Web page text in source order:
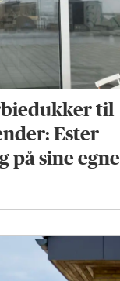
til
Ester
på sine egne